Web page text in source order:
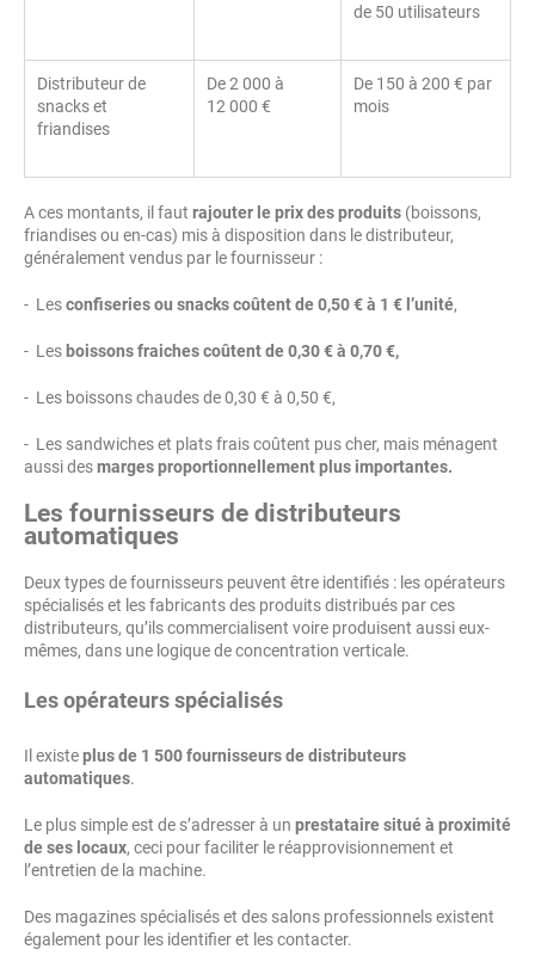
de 50 utilisateurs
Distributeur de
snacks et
friandises
De 2 000 à
12 000 €
De 150 à 200 € par
mois
A ces montants, il faut rajouter le prix des produits (boissons,
friandises ou en-cas) mis à disposition dans le distributeur,
généralement vendus par le fournisseur :
- Lesconfiseries ou snacks coûtent de 0,50 € à 1 € l’unité,
- Les boissons fraiches coûtent de 0,30 € à 0,70 €,
- Les boissons chaudes de 0,30 € à 0,50 €,
- Les sandwiches et plats frais coûtent pus cher, mais ménagent
aussi desmarges proportionnellement plus importantes.
Les fournisseurs de distributeurs
automatiques
Deux types de fournisseurs peuvent être identifiés : les opérateurs
spécialisés et les fabricants des produits distribués par ces
distributeurs, qu’ils commercialisent voire produisent aussi eux-
mêmes, dans une logique de concentration verticale.
Les opérateurs spécialisés
Il existeplus de 1 500 fournisseurs de distributeurs
automatiques.
Le plus simple est de s’adresser à un prestataire situé à proximité
de ses locaux, ceci pour faciliter le réapprovisionnement et
l’entretien de la machine.
Des magazines spécialisés et des salons professionnels existent
également pour les identifier et les contacter.